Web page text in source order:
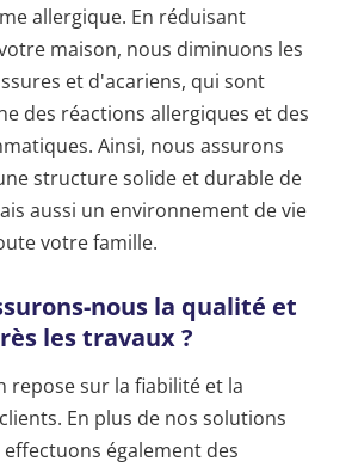
allergique. En réduisant
maison, nous diminuons les
et d'acariens, qui sont
des réactions allergiques et des
Ainsi, nous assurons
structure solide et durable de
aussi un environnement de vie
votre famille.
nous la qualité et
les travaux ?
repose sur la fiabilité et la
En plus de nos solutions
également des